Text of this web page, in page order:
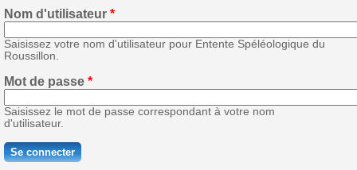
Nom d'utilisateur *
Saisissez votre nom d'utilisateur pour Entente Spéléologique du
Roussillon.
Mot de passe *
Saisissez le mot de passe correspondant à votre nom
d'utilisateur.